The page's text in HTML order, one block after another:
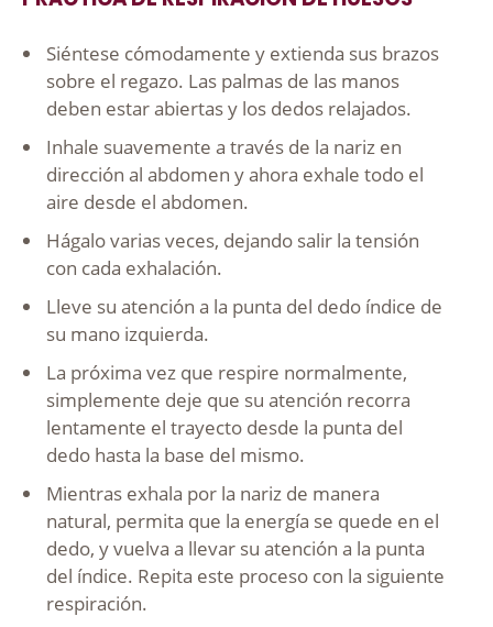
Siéntese cómodamente y extienda sus brazos
sobre el regazo. Las palmas de las manos
deben estar abiertas y los dedos relajados.
Inhale suavemente a través de la nariz en
dirección al abdomen y ahora exhale todo el
aire desde el abdomen.
Hágalo varias veces, dejando salir la tensión
con cada exhalación.
Lleve su atención a la punta del dedo índice de
su mano izquierda.
La próxima vez que respire normalmente,
simplemente deje que su atención recorra
lentamente el trayecto desde la punta del
dedo hasta la base del mismo.
Mientras exhala por la nariz de manera
natural, permita que la energía se quede en el
dedo, y vuelva a llevar su atención a la punta
del índice. Repita este proceso con la siguiente
respiración.